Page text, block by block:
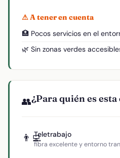
⚠ A tener en cuenta
🏥 Pocos servicios en el
🌿 Sin zonas verdes
👥¿Para quién es esta
👨‍💻Teletrabajo
fibra excelente y entorno